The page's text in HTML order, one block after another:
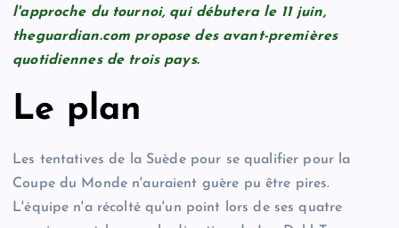
l'approche du tournoi, qui débutera le 11 juin,
theguardian.com propose des avant-premières
quotidiennes de trois pays.
Le plan
Les tentatives de la Suède pour se qualifier pour la
Coupe du Monde n'auraient guère pu être pires.
L'équipe n'a récolté qu'un point lors de ses quatre